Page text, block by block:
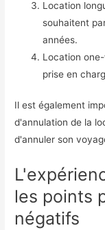
Location
souhaitent
années.
Location
prise en
Il est également
d'annulation de la
d'annuler son
les points
négatifs